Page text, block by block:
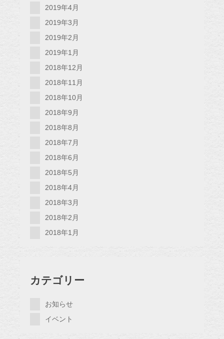
2019年4月
2019年3月
2019年2月
2019年1月
2018年12月
2018年11月
2018年10月
2018年9月
2018年8月
2018年7月
2018年6月
2018年5月
2018年4月
2018年3月
2018年2月
2018年1月
カテゴリー
お知らせ
イベント